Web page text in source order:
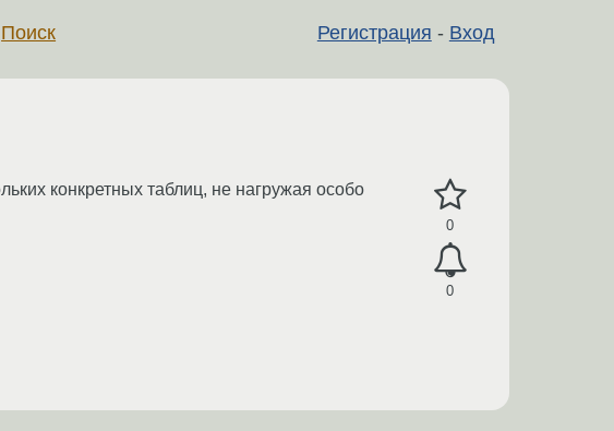
Регистрация - Вход
Поиск
0
0
конкретных таблиц, не нагружая особо